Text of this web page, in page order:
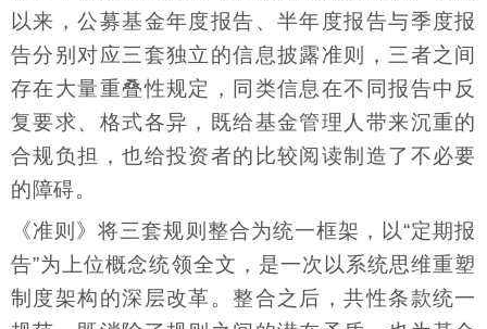
以来，公募基金年度报告、半年度报告与季度报
告分别对应三套独立的信息披露准则，三者之间
存在大量重叠性规定，同类信息在不同报告中反
复要求、格式各异，既给基金管理人带来沉重的
合规负担，也给投资者的比较阅读制造了不必要
的障碍。
《准则》将三套规则整合为统一框架，以“定期报
告”为上位概念统领全文，是一次以系统思维重塑
制度架构的深层改革。整合之后，共性条款统一